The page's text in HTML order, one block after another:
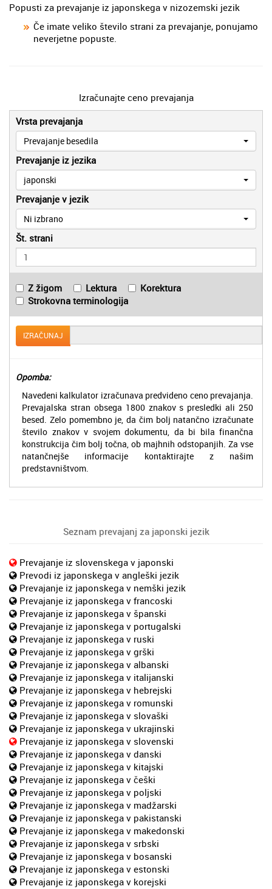
Popusti za prevajanje iz japonskega v nizozemski jezik
Če imate veliko število strani za prevajanje, ponujamo
neverjetne popuste.
Izračunajte ceno prevajanja
Vrsta prevajanja
Prevajanje besedila
Prevajanje iz jezika
japonski
Prevajanje v jezik
Ni izbrano
Št. strani
Z žigom Lektura
Korektura
Strokovna terminologija
IZRAČUNAJ
Opomba:
Navedeni kalkulator izračunava predvideno ceno prevajanja.
Prevajalska stran obsega 1800 znakov s presledki ali 250
besed. Zelo pomembno je, da čim bolj natančno izračunate
število znakov v svojem dokumentu, da bi bila finančna
konstrukcija čim bolj točna, ob majhnih odstopanjih. Za vse
natančnejše informacije kontaktirajte z našim
predstavništvom.
Seznam prevajanj za japonski jezik
Prevajanje iz slovenskega v japonski
Prevodi iz japonskega v angleški jezik
Prevajanje iz japonskega v nemški jezik
Prevajanje iz japonskega v francoski
Prevajanje iz japonskega v španski
Prevajanje iz japonskega v portugalski
Prevajanje iz japonskega v ruski
Prevajanje iz japonskega v grški
Prevajanje iz japonskega v albanski
Prevajanje iz japonskega v italijanski
Prevajanje iz japonskega v hebrejski
Prevajanje iz japonskega v romunski
Prevajanje iz japonskega v slovaški
Prevajanje iz japonskega v ukrajinski
Prevajanje iz japonskega v slovenski
Prevajanje iz japonskega v danski
Prevajanje iz japonskega v kitajski
Prevajanje iz japonskega v češki
Prevajanje iz japonskega v poljski
Prevajanje iz japonskega v madžarski
Prevajanje iz japonskega v pakistanski
Prevajanje iz japonskega v makedonski
Prevajanje iz japonskega v srbski
Prevajanje iz japonskega v bosanski
Prevajanje iz japonskega v estonski
Prevajanje iz japonskega v korejski